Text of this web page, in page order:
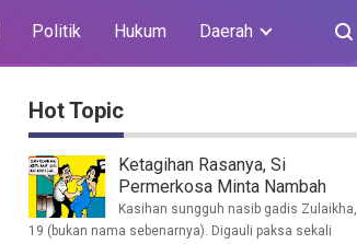
Politik Hukum Daerah
Hot Topic
Ketagihan Rasanya, Si
Permerkosa Minta Nambah
Kasihan sungguh nasib gadis Zulaikha,
19 (bukan nama sebenarnya). Digauli paksa sekali